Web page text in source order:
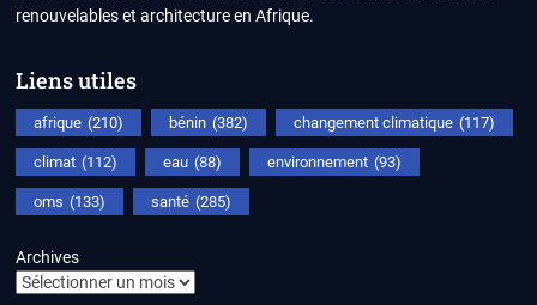
renouvelables et architecture en Afrique.
Liens utiles
afrique (210) bénin (382) changement climatique (117)
climat (112) eau (88) environnement (93)
oms (133) santé (285)
Archives